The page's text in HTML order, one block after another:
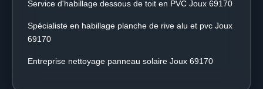
Service d'habillage dessous de toit en PVC Joux 69170
Spécialiste en habillage planche de rive alu et pvc Joux
69170
Entreprise nettoyage panneau solaire Joux 69170